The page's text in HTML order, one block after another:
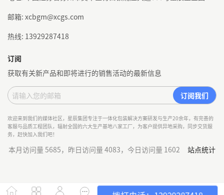
邮箱: xcbgm@xcgs.com
热线: 13929287418
订阅
获取有关新产品和即将进行的销售活动的最新信息
欢迎来到我们的媒体社区，星辰集团专注于一体化包装解决方案研发与生产20余年，有完善的
客服与品质工程团队，辐射全国的六大生产基地八家工厂，为客户提供异地采购，同步交货服
务，赶快加入我们吧！
本月访问量 5685，昨日访问量 4083，今日访问量 1602 站点统计